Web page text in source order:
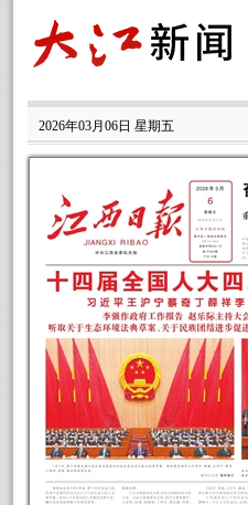
2026年03月06日 星期五